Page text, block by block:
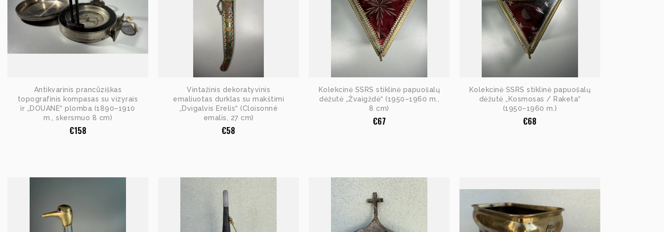
Antikvarinis prancūziškas
topografinis kompasas su vizyrais
ir „DOUANE“ plomba (1890–1910
m., skersmuo 8 cm)
€158
Vintažinis dekoratyvinis
emaliuotas durklas su makštimi
„Dvigalvis Erelis“ (Cloisonné
emalis, 27 cm)
€58
Kolekcinė SSRS stiklinė papuošalų
dėžutė „Žvaigždė“ (1950–1960 m.,
8 cm)
€67
Kolekcinė SSRS stiklinė papuošalų
dėžutė „Kosmosas / Raketa“
(1950–1960 m.)
€68